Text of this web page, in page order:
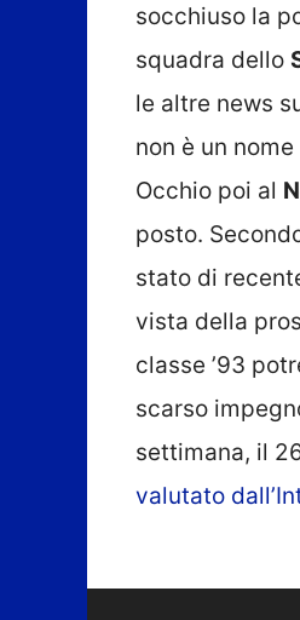
socchiuso la
squadra dello
le altre news
non è un
Occhio poi al
posto.
stato di
vista della
classe ’93
scarso
settimana, il
valutato